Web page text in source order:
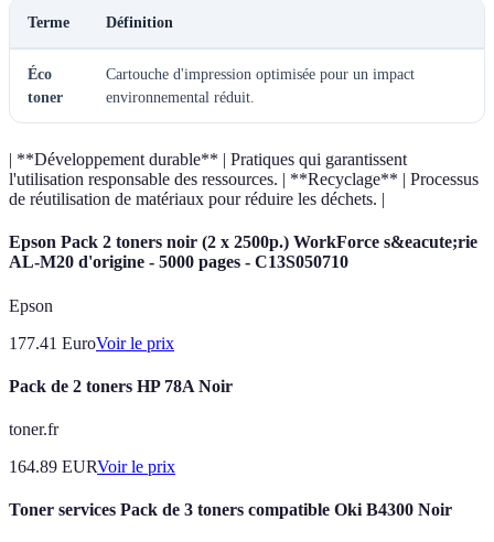
Terme Définition
Éco
toner
Cartouche d'impression optimisée pour un impact
environnemental réduit.
| **Développement durable** | Pratiques qui garantissent
l'utilisation responsable des ressources. | **Recyclage** | Processus
de réutilisation de matériaux pour réduire les déchets. |
Epson Pack 2 toners noir (2 x 2500p.) WorkForce s&eacute;rie
AL-M20 d'origine - 5000 pages - C13S050710
Epson
177.41 EuroVoir le prix
Pack de 2 toners HP 78A Noir
toner.fr
164.89 EURVoir le prix
Toner services Pack de 3 toners compatible Oki B4300 Noir